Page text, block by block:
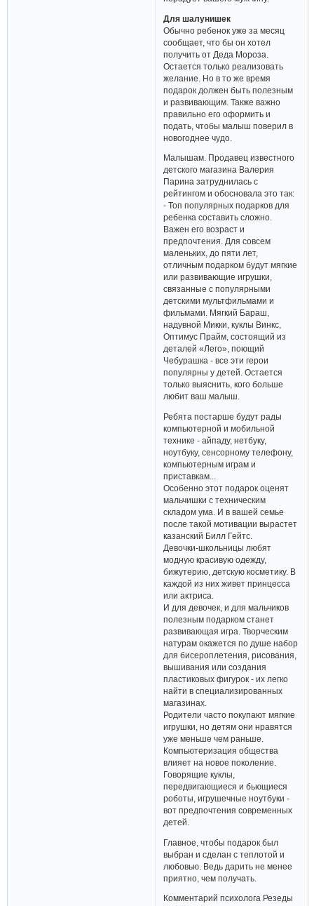
любимая компьютерная игра или
дополнение к ней - все это
порадует вашего мужчину.
Для шалунишек
Обычно ребенок уже за месяц
сообщает, что бы он хотел
получить от Деда Мороза.
Остается только реализовать
желание. Но в то же время
подарок должен быть полезным
правильно его оформить и
подать, чтобы малыш поверил в
новогоднее чудо.
Малышам. Продавец известного
детского магазина Валерия
Парина затруднилась с
рейтингом и обосновала это так:
- Топ популярных подарков для
ребенка составить сложно.
Важен его возраст и
предпочтения. Для совсем
маленьких, до пяти лет,
отличным подарком будут мягкие
или развивающие игрушки,
связанные с популярными
детскими мультфильмами и
фильмами. Мягкий Бараш,
надувной Микки, куклы Винкс,
Оптимус Прайм, состоящий из
деталей «Лего», поющий
популярны у детей. Остается
только выяснить, кого больше
любит ваш малыш.
Ребята постарше будут рады
компьютерной и мобильной
технике - айпаду, нетбуку,
ноутбуку, сенсорному телефону,
компьютерным играм и
приставкам...
Особенно этот подарок оценят
мальчишки с техническим
складом ума. И в вашей семье
после такой мотивации вырастет
казанский Билл Гейтс.
Девочки-школьницы любят
модную красивую одежду,
бижутерию, детскую косметику. В
каждой из них живет принцесса
или актриса.
И для девочек, и для мальчиков
полезным подарком станет
развивающая игра. Творческим
натурам окажется по душе набор
для бисероплетения, рисования,
вышивания или создания
пластиковых фигурок - их легко
найти в специализированных
магазинах.
Родители часто покупают мягкие
игрушки, но детям они нравятся
уже меньше чем раньше.
Компьютеризация общества
влияет на новое поколение.
Говорящие куклы,
роботы, игрушечные ноутбуки -
вот предпочтения современных
детей.
выбран и сделан с теплотой и